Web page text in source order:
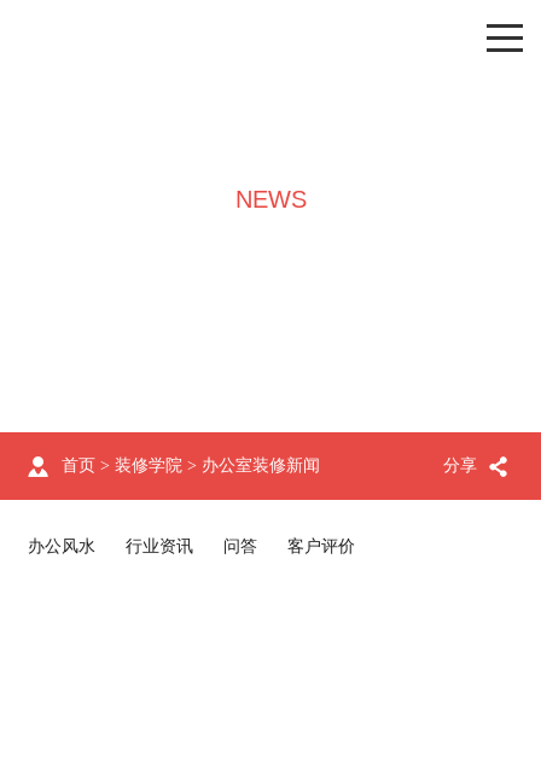
NEWS
分享
首页 > 装修学院 > 办公室装修新闻
办公风水 行业资讯 问答 客户评价